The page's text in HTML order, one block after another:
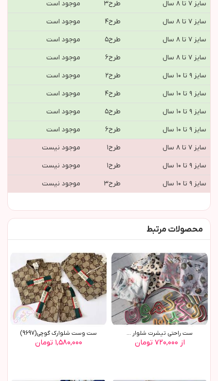
سایز ۷ تا ۸ سال طرح٣
موجود است
سایز ۷ تا ۸ سال
طرح٤
موجود است
سایز ۷ تا ۸ سال
طرح٥
موجود است
سایز ۷ تا ۸ سال
طرح۶
موجود است
سایز ۹ تا ۱۰ سال
طرح٢
موجود است
سایز ۹ تا ۱۰ سال
طرح٤
موجود است
سایز ۹ تا ۱۰ سال
طرح٥
موجود است
سایز ۹ تا ۱۰ سال
طرح۶
موجود است
سایز ۷ تا ۸ سال
طرح١
موجود نیست
سایز ۹ تا ۱۰ سال
طرح١
موجود نیست
سایز ۹ تا ۱۰ سال
طرح٣ موجود نیست
محصولات مرتبط
ست راحتی تیشرت شلوار ...
از ۷۲۰,۰۰۰ تومان
ست وست شلوارک گوچی(9697)
۱,۵۸۰,۰۰۰ تومان